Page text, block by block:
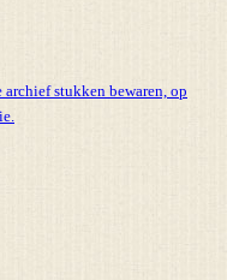
stukken bewaren, op